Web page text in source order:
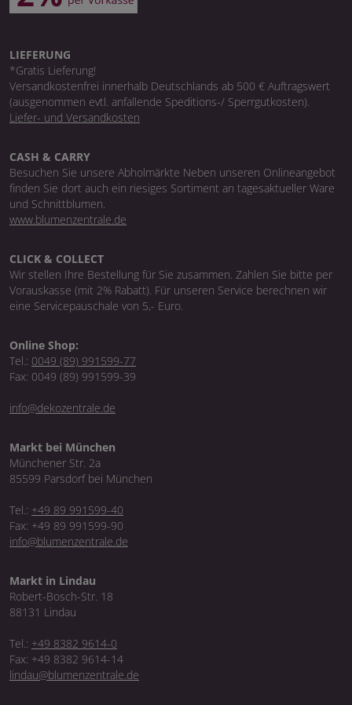
LIEFERUNG
*Gratis Lieferung!
Versandkostenfrei innerhalb Deutschlands ab 500 € Auftragswert
(ausgenommen evtl. anfallende Speditions-/ Sperrgutkosten).
Liefer- und Versandkosten
CASH & CARRY
Besuchen Sie unsere Abholmärkte Neben unseren Onlineangebot
finden Sie dort auch ein riesiges Sortiment an tagesaktueller Ware
und Schnittblumen.
www.blumenzentrale.de
CLICK & COLLECT
Wir stellen Ihre Bestellung für Sie zusammen. Zahlen Sie bitte per
Vorauskasse (mit 2% Rabatt). Für unseren Service berechnen wir
eine Servicepauschale von 5,- Euro.
Online Shop:
Tel.: 0049 (89) 991599-77
Fax: 0049 (89) 991599-39
info@dekozentrale.de
Markt bei München
Münchener Str. 2a
85599 Parsdorf bei München
Tel.: +49 89 991599-40
Fax: +49 89 991599-90
info@blumenzentrale.de
Markt in Lindau
Robert-Bosch-Str. 18
88131 Lindau
Tel.: +49 8382 9614-0
Fax: +49 8382 9614-14
lindau@blumenzentrale.de